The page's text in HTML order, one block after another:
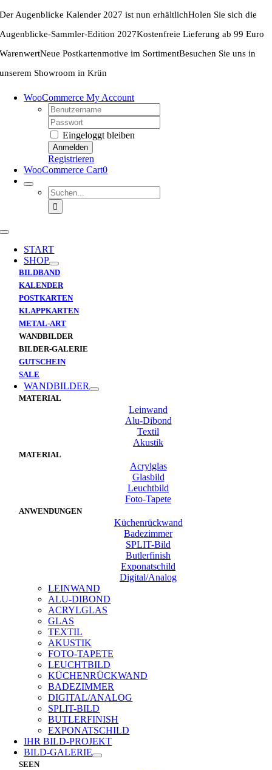
Zum
Inhalt
springen
Der Augenblicke Kalender 2027 ist nun erhältlichHolen Sie sich die
Augenblicke-Sammler-Edition 2027Kostenfreie Lieferung ab 99 Euro
WarenwertNeue Postkartenmotive im SortimentBesuchen Sie uns in
unserem Showroom in Krün
WooCommerce My Account
Username:
Password:
Eingeloggt bleiben
Registrieren
WooCommerce Cart0
Suche
nach:
Toggle
NavigationSTART
SHOP
BILDBAND
KALENDER
POSTKARTEN
KLAPPKARTEN
METAL-ART
WANDBILDER
BILDER-GALERIE
GUTSCHEIN
SALE
WANDBILDER
MATERIAL
Leinwand
Alu-Dibond
Textil
Akustik
MATERIAL
Acrylglas
Glasbild
Leuchtbild
Foto-Tapete
ANWENDUNGEN
Küchenrückwand
Badezimmer
SPLIT-Bild
Butlerfinish
Exponatschild
Digital/Analog
LEINWAND
ALU-DIBOND
ACRYLGLAS
GLAS
TEXTIL
AKUSTIK
FOTO-TAPETE
LEUCHTBILD
KÜCHENRÜCKWAND
BADEZIMMER
DIGITAL/ANALOG
SPLIT-BILD
BUTLERFINISH
EXPONATSCHILD
IHR BILD-PROJEKT
BILD-GALERIE
SEEN